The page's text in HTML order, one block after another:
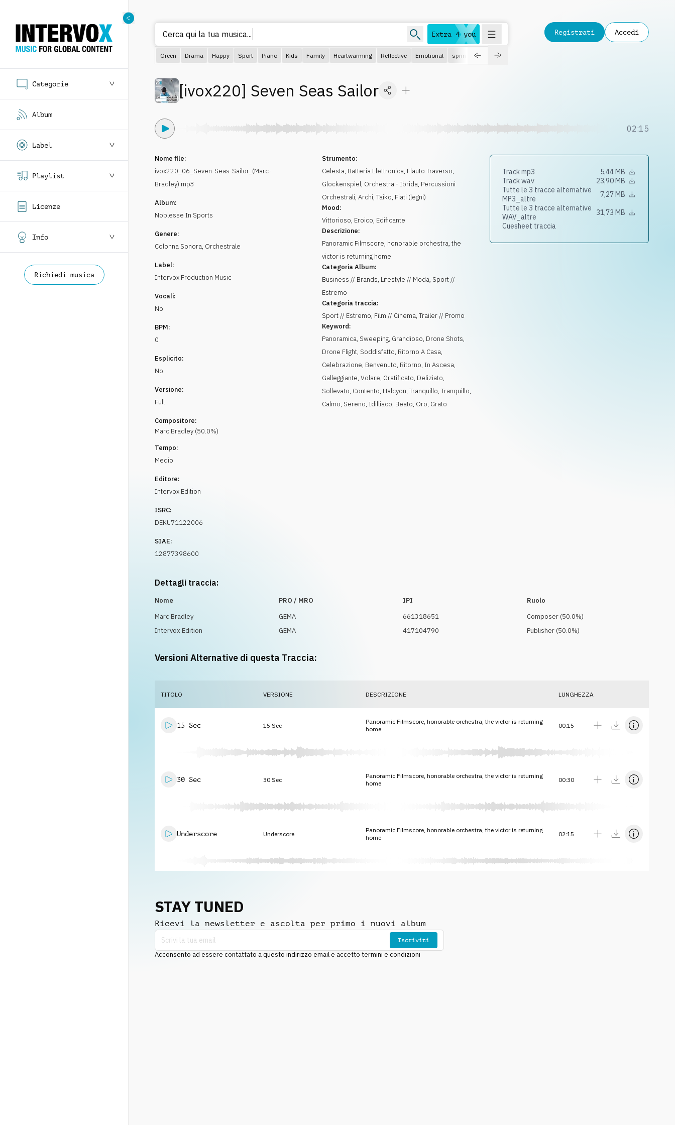
Categorie
Album
Label
Playlist
Licenze
Info
Richiedi musica
Extra 4 you
Cerca qui la tua musica...
Green Drama Happy Sport Piano Kids Family Heartwarming Reflective Emotional spring
Registrati Accedi
[ivox220] Seven Seas Sailor
02:15
Nome file:
ivox220_06_Seven-Seas-Sailor_(Marc-
Bradley).mp3
Album:
Noblesse In Sports
Genere:
Colonna Sonora, Orchestrale
Label:
Intervox Production Music
Vocali:
No
BPM:
0
Esplicito:
No
Versione:
Full
Compositore:
Marc Bradley (50.0%)
Tempo:
Medio
Editore:
Intervox Edition
ISRC:
DEKU71122006
SIAE:
12877398600
Strumento:
Celesta, Batteria Elettronica, Flauto Traverso,
Glockenspiel, Orchestra - Ibrida, Percussioni
Orchestrali,Archi,Taiko, Fiati (legni)
Mood:
Vittorioso, Eroico, Edificante
Descrizione:
Panoramic Filmscore, honorable orchestra, the
victor is returning home
Categoria Album:
Business // Brands, Lifestyle // Moda, Sport //
Estremo
Categoria traccia:
Sport // Estremo, Film // Cinema, Trailer // Promo
Keyword:
Panoramica, Sweeping, Grandioso, Drone Shots,
Drone Flight, Soddisfatto, Ritorno A Casa,
Celebrazione, Benvenuto, Ritorno,In Ascesa,
Galleggiante,Volare, Gratificato, Deliziato,
Sollevato, Contento, Halcyon,Tranquillo,Tranquillo,
Calmo, Sereno,Idilliaco, Beato, Oro, Grato
Track mp3
5,44 MB
Track wav
23,90 MB
Tutte le 3 tracce alternative
MP3_altre
7,27 MB
Tutte le 3 tracce alternative
WAV_altre
31,73 MB
Cuesheet traccia
Dettagli traccia:
Nome PRO / MRO IPI
Ruolo
Marc Bradley
GEMA 661318651 Composer(50.0%)
Intervox Edition
GEMA 417104790 Publisher(50.0%)
Versioni Alternative di questa Traccia:
TITOLO VERSIONE DESCRIZIONE LUNGHEZZA
15 Sec 15 Sec
Panoramic Filmscore, honorable orchestra, the victor is returning
home
00:15
30 Sec 30 Sec
Panoramic Filmscore, honorable orchestra, the victor is returning
home
00:30
Underscore Underscore
Panoramic Filmscore, honorable orchestra, the victor is returning
home
02:15
STAY TUNED
Ricevi la newsletter e ascolta per primo i nuovi album
Iscriviti
Acconsento ad essere contattato a questo indirizzo email e accetto termini e condizioni